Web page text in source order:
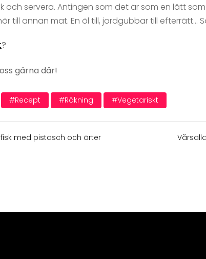
och servera. Antingen som det är som en lätt
till annan mat. En öl till, jordgubbar till efterrätt…
?
gärna där!
#recept #rökning #vegetariskt
med pistasch och örter